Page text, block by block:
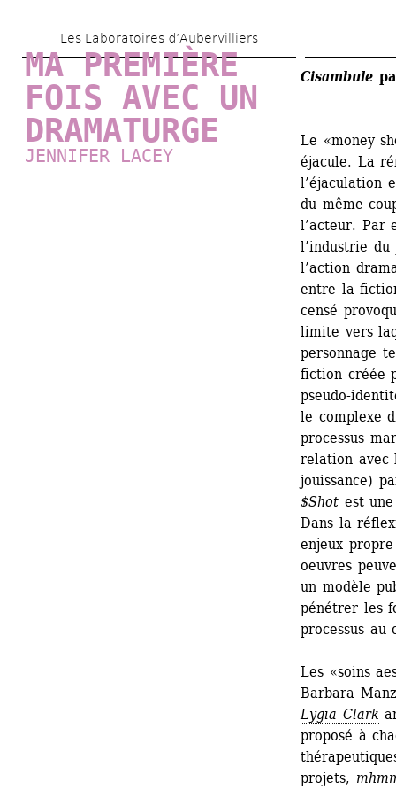
au
contenu
principal
Les Laboratoires d’Aubervilliers
MA PREMIÈRE
FOIS AVEC UN
DRAMATURGE
JENNIFER LACEY
Cisambule
Le «money
éjacule. La
l’éjaculation
du même
l’acteur. Par
l’industrie
l’action
entre la
censé
limite vers
personnage
fiction créée
pseudo-
le complexe
processus
relation avec
jouissance)
$Shot est
Dans la
enjeux
oeuvres
un modèle
pénétrer les
processus au
Les «soins
Barbara
Lygia Clark
proposé à
projets,